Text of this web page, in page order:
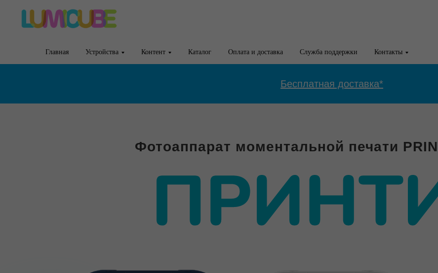
Главная Устройства Контент Каталог Оплата и доставка Служба поддержки Контакты
Бесплатная доставка*
Фотоаппарат моментальной печати